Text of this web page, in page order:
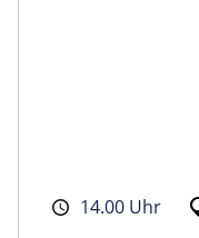
14.00 Uhr